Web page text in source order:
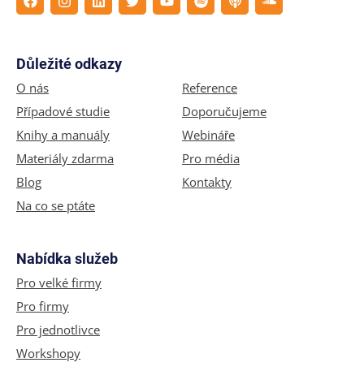
Důležité odkazy
O nás
Případové studie
Knihy a manuály
Materiály zdarma
Blog
Na co se ptáte
Reference
Doporučujeme
Webináře
Pro média
Kontakty
Nabídka služeb
Pro velké firmy
Pro firmy
Pro jednotlivce
Workshopy